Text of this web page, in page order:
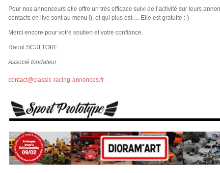
Pour nos annonceurs elle offre un très efficace suivi de l’activité sur leurs
contacts en live sont au menu !), et qui plus est…. Elle est gratuite :-)
Merci encore pour votre soutien et votre confiance.
Raoul SCULTORE
Associé fondateur
contact@classic-racing-annonces.fr